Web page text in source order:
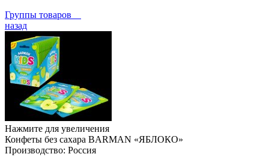
Группы товаров
назад
Нажмите для увеличения
Конфеты без сахара BARMAN «ЯБЛОКО»
Производство: Россия